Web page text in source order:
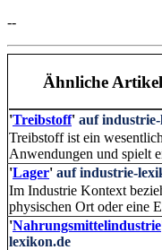
--
Ähnliche Artikel
'Treibstoff' auf
Treibstoff ist ein
Anwendungen und spielt
'Lager' auf industrie-
Im Industrie Kontext
physischen Ort oder eine
'Nahrungsmittelindustrie
lexikon.de